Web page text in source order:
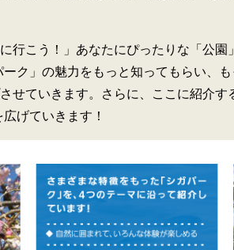
行こう！」あなたにぴったりな「公園
ク」の魅力をもっと知ってもらい、
せていきます。さらに、ここに紹介す
げていきます！